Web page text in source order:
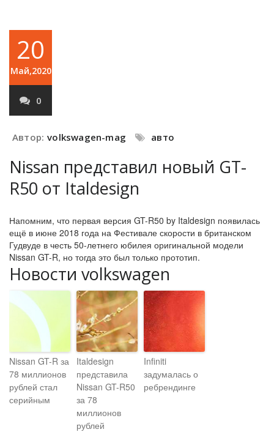
20
Май,2020
0
Автор: volkswagen-mag авто
Nissan представил новый GT-
R50 от Italdesign
Напомним, что первая версия GT-R50 by Italdesign появилась
ещё в июне 2018 года на Фестивале скорости в британском
Гудвуде в честь 50-летнего юбилея оригинальной модели
Nissan GT-R, но тогда это был только прототип.
Новости volkswagen
Nissan GT-R за
78 миллионов
рублей стал
серийным
Italdesign
представила
Nissan GT-R50
за 78
миллионов
рублей
Infiniti
задумалась о
ребрендинге